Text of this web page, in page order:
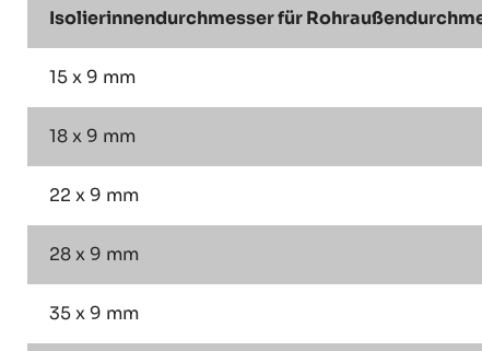
Isolierinnendurchmesser für
15 x 9 mm
18 x 9 mm
22 x 9 mm
28 x 9 mm
35 x 9 mm